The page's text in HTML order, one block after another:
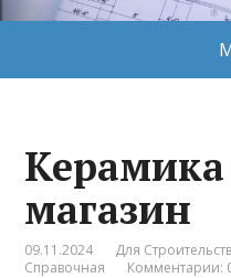
Керамика
магазин
09.11.2024 Для
Справочная
Комментарии: